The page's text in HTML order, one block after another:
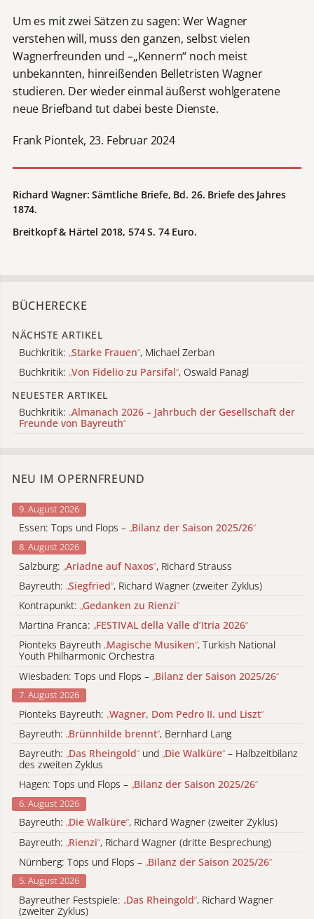
Um es mit zwei Sätzen zu sagen: Wer Wagner
verstehen will, muss den ganzen, selbst vielen
Wagnerfreunden und –„Kennern“ noch meist
unbekannten, hinreißenden Belletristen Wagner
studieren. Der wieder einmal äußerst wohlgeratene
neue Briefband tut dabei beste Dienste.
Frank Piontek, 23. Februar 2024
Richard Wagner: Sämtliche Briefe, Bd. 26. Briefe des Jahres
1874.
Breitkopf & Härtel 2018, 574 S. 74 Euro.
BÜCHERECKE
NÄCHSTE ARTIKEL
Buchkritik: „Starke Frauen“, Michael Zerban
Buchkritik: „Von Fidelio zu Parsifal“, Oswald Panagl
NEUESTER ARTIKEL
Buchkritik: „Almanach 2026 – Jahrbuch der Gesellschaft der
Freunde von Bayreuth“
NEU IM OPERNFREUND
9. August 2026
Essen: Tops und Flops – „Bilanz der Saison 2025/26“
8. August 2026
Salzburg: „Ariadne auf Naxos“, Richard Strauss
Bayreuth: „Siegfried“, Richard Wagner (zweiter Zyklus)
Kontrapunkt: „Gedanken zu Rienzi“
Martina Franca: „FESTIVAL della Valle d’Itria 2026“
Pionteks Bayreuth „Magische Musiken“, Turkish National
Youth Philharmonic Orchestra
Wiesbaden: Tops und Flops – „Bilanz der Saison 2025/26“
7. August 2026
Pionteks Bayreuth: „Wagner, Dom Pedro II. und Liszt“
Bayreuth: „Brünnhilde brennt“, Bernhard Lang
Bayreuth: „Das Rheingold“ und „Die Walküre“ – Halbzeitbilanz
des zweiten Zyklus
Hagen: Tops und Flops – „Bilanz der Saison 2025/26“
6. August 2026
Bayreuth: „Die Walküre“, Richard Wagner (zweiter Zyklus)
Bayreuth: „Rienzi“, Richard Wagner (dritte Besprechung)
Nürnberg: Tops und Flops – „Bilanz der Saison 2025/26“
5. August 2026
Bayreuther Festspiele: „Das Rheingold“, Richard Wagner
(zweiter Zyklus)